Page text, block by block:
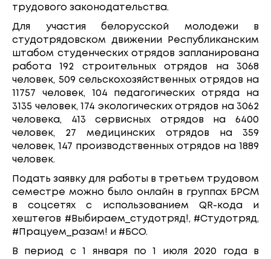
трудового законодательства.
Для участия белорусской молодежи в
студотрядовском движении Республиканским
штабом студенческих отрядов запланирована
работа 192 строительных отрядов на 3068
человек, 509 сельскохозяйственных отрядов на
11757 человек, 104 педагогических отряда на
3135 человек, 174 экологических отрядов на 3062
человека, 413 сервисных отрядов на 6400
человек, 27 медицинских отрядов на 359
человек, 147 производственных отрядов на 1889
человек.
Подать заявку для работы в третьем трудовом
семестре можно было онлайн в группах БРСМ
в соцсетях с использованием QR-кода и
хештегов #Выбираем_студотряд!, #Студотряд,
#Працуем_разам! и #БСО.
В период с 1 января по 1 июля 2020 года в